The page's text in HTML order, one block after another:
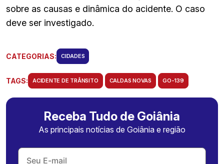
sobre as causas e dinâmica do acidente. O caso
deve ser investigado.
CATEGORIAS: CIDADES
TAGS: ACIDENTE DE TRÂNSITO CALDAS NOVAS GO-139
Receba Tudo de Goiânia
As principais notícias de Goiânia e região